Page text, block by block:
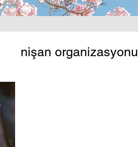
nişan organizasyonu